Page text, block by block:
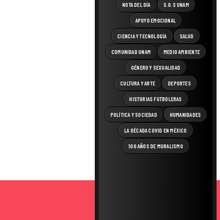
NOTA DEL DÍA S.O.S UNAM
APOYO EMOCIONAL
CIENCIA Y TECNOLOGÍA SALUD
COMUNIDAD UNAM MEDIO AMBIENTE
GÉNERO Y SEXUALIDAD
CULTURA Y ARTE DEPORTES
HISTORIAS FUTBOLERAS
POLÍTICA Y SOCIEDAD HUMANIDADES
LA DÉCADA COVID EN MÉXICO
100 AÑOS DE MURALISMO